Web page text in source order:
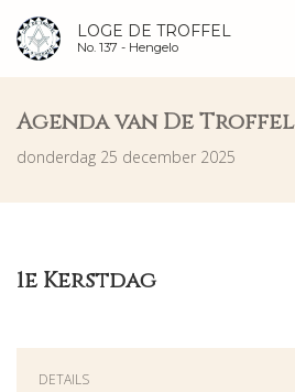
LOGE DE TROFFEL
No. 137 - Hengelo
Agenda van De Troffel
donderdag 25 december 2025
1e Kerstdag
DETAILS